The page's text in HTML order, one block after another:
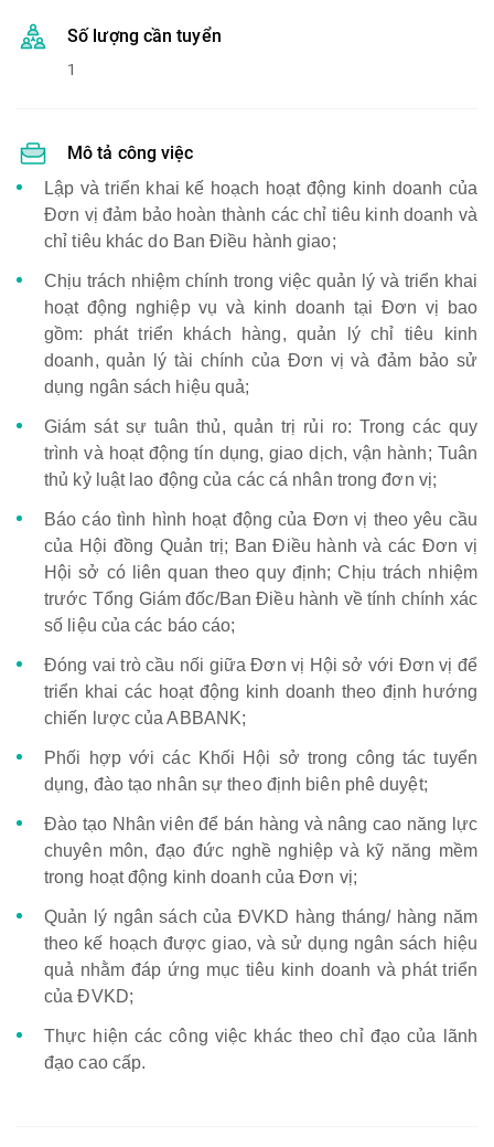
Số lượng cần tuyển
1
Mô tả công việc
Lập và triển khai kế hoạch hoạt động kinh doanh của
Đơn vị đảm bảo hoàn thành các chỉ tiêu kinh doanh và
chỉ tiêu khác do Ban Điều hành giao;
Chịu trách nhiệm chính trong việc quản lý và triển khai
hoạt động nghiệp vụ và kinh doanh tại Đơn vị bao
gồm: phát triển khách hàng, quản lý chỉ tiêu kinh
doanh, quản lý tài chính của Đơn vị và đảm bảo sử
dụng ngân sách hiệu quả;
Giám sát sự tuân thủ, quản trị rủi ro: Trong các quy
trình và hoạt động tín dụng, giao dịch, vận hành; Tuân
thủ kỷ luật lao động của các cá nhân trong đơn vị;
Báo cáo tình hình hoạt động của Đơn vị theo yêu cầu
của Hội đồng Quản trị; Ban Điều hành và các Đơn vị
Hội sở có liên quan theo quy định; Chịu trách nhiệm
trước Tổng Giám đốc/Ban Điều hành về tính chính xác
số liệu của các báo cáo;
Đóng vai trò cầu nối giữa Đơn vị Hội sở với Đơn vị để
triển khai các hoạt động kinh doanh theo định hướng
chiến lược của ABBANK;
Phối hợp với các Khối Hội sở trong công tác tuyển
dụng, đào tạo nhân sự theo định biên phê duyệt;
Đào tạo Nhân viên để bán hàng và nâng cao năng lực
chuyên môn, đạo đức nghề nghiệp và kỹ năng mềm
trong hoạt động kinh doanh của Đơn vị;
Quản lý ngân sách của ĐVKD hàng tháng/ hàng năm
theo kế hoạch được giao, và sử dụng ngân sách hiệu
quả nhằm đáp ứng mục tiêu kinh doanh và phát triển
của ĐVKD;
Thực hiện các công việc khác theo chỉ đạo của lãnh
đạo cao cấp.